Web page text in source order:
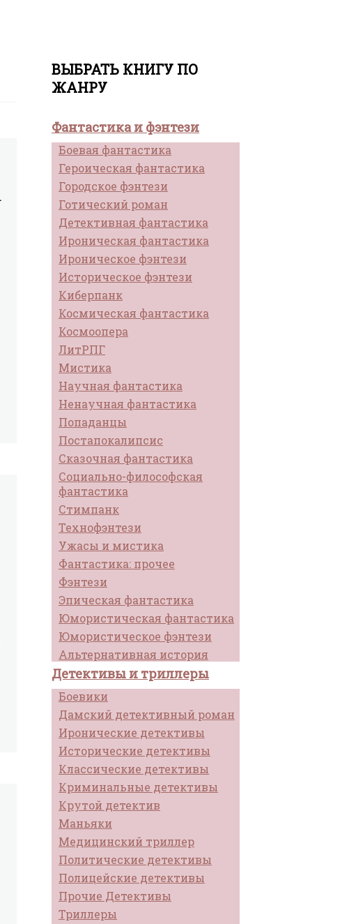
ВЫБРАТЬ КНИГУ ПО
ЖАНРУ
Фантастика и фэнтези
Боевая фантастика
Героическая фантастика
Городское фэнтези
Готический роман
Детективная фантастика
Ироническая фантастика
Ироническое фэнтези
Историческое фэнтези
Киберпанк
Космическая фантастика
Космоопера
ЛитРПГ
Мистика
Научная фантастика
Ненаучная фантастика
Попаданцы
Постапокалипсис
Сказочная фантастика
Социально-философская
фантастика
Стимпанк
Технофэнтези
Ужасы и мистика
Фантастика: прочее
Фэнтези
Эпическая фантастика
Юмористическая фантастика
Юмористическое фэнтези
Альтернативная история
Детективы и триллеры
Боевики
Дамский детективный роман
Иронические детективы
Исторические детективы
Классические детективы
Криминальные детективы
Крутой детектив
Маньяки
Медицинский триллер
Политические детективы
Полицейские детективы
Прочие Детективы
Триллеры